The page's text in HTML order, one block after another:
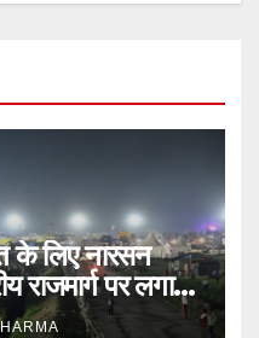
के लिए नारसन
राजमार्ग पर लगाई